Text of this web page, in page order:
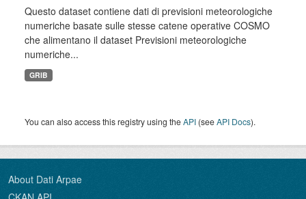
Questo dataset contiene dati di previsioni meteorologiche
numeriche basate sulle stesse catene operative COSMO
che alimentano il dataset Previsioni meteorologiche
numeriche...
GRIB
You can also access this registry using theAPI (seeAPI Docs).
About Dati Arpae